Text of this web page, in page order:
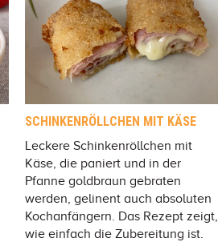
SCHINKENRÖLLCHEN MIT KÄSE
Leckere Schinkenröllchen mit
Käse, die paniert und in der
Pfanne goldbraun gebraten
werden, gelinent auch absoluten
Kochanfängern. Das Rezept zeigt,
wie einfach die Zubereitung ist.